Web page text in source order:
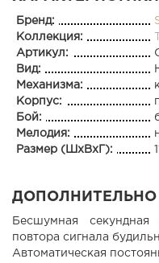
Бренд:
Коллекция:
Артикул:
Вид:
Механизма:
Корпус:
Бой:
Мелодия:
Размер (ШхВхГ):
ДОПОЛНИТЕЛЬНО
Бесшумная
повтора сигнала
Автоматическая